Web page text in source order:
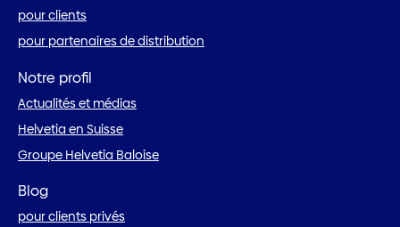
pour clients
pour partenaires de distribution
Notre profil
Actualités et médias
Helvetia en Suisse
Groupe Helvetia Baloise
Blog
pour clients privés